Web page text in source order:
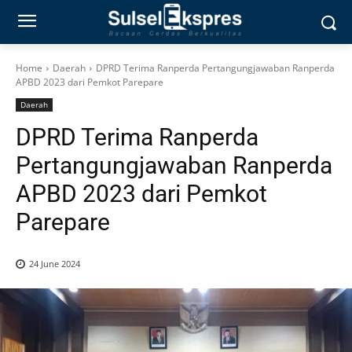
Home Daerah
DPRD Terima Ranperda Pertangungjawaban Ranperda
APBD 2023 dari Pemkot Parepare
Daerah
DPRD Terima Ranperda
Pertangungjawaban Ranperda
APBD 2023 dari Pemkot
Parepare
24 June 2024